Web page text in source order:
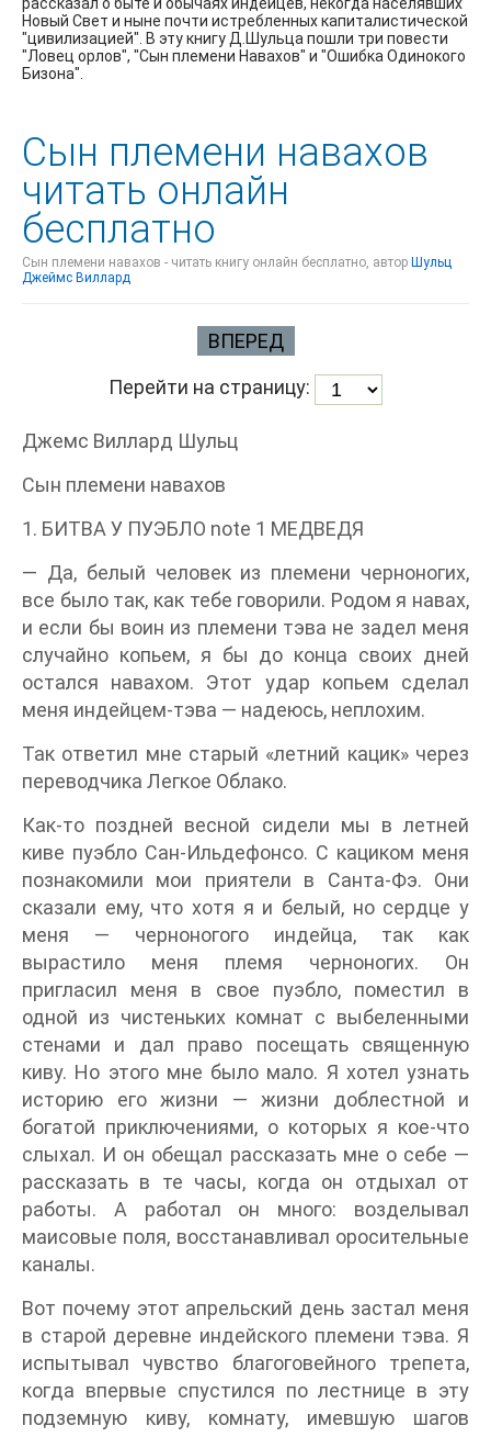
Новый Свет и ныне почти истребленных капиталистической
"цивилизацией". В эту книгу Д.Шульца пошли три повести
"Ловец орлов", "Сын племени Навахов" и "Ошибка Одинокого
Бизона".
Сын племени навахов
читать онлайн
бесплатно
Сын племени навахов - читать книгу онлайн бесплатно, автор Шульц
Джеймс Виллард
ВПЕРЕД
Перейти на страницу:
Джемс Виллард Шульц
Сын племени навахов
1. БИТВА У ПУЭБЛО note 1 МЕДВЕДЯ
— Да, белый человек из племени черноногих,
все было так, как тебе говорили. Родом я навах,
и если бы воин из племени тэва не задел меня
случайно копьем, я бы до конца своих дней
остался навахом. Этот удар копьем сделал
меня индейцем-тэва — надеюсь, неплохим.
Так ответил мне старый «летний кацик» через
переводчика Легкое Облако.
Как-то поздней весной сидели мы в летней
киве пуэбло Сан-Ильдефонсо. С кациком меня
познакомили мои приятели в Санта-Фэ. Они
сказали ему, что хотя я и белый, но сердце у
меня — черноногого индейца, так как
вырастило меня племя черноногих. Он
пригласил меня в свое пуэбло, поместил в
одной из чистеньких комнат с выбеленными
стенами и дал право посещать священную
киву. Но этого мне было мало. Я хотел узнать
историю его жизни — жизни доблестной и
богатой приключениями, о которых я кое-что
слыхал. И он обещал рассказать мне о себе —
рассказать в те часы, когда он отдыхал от
работы. А работал он много: возделывал
маисовые поля, восстанавливал оросительные
каналы.
Вот почему этот апрельский день застал меня
в старой деревне индейского племени тэва. Я
испытывал чувство благоговейного трепета,
когда впервые спустился по лестнице в эту
подземную киву, комнату, имевшую шагов